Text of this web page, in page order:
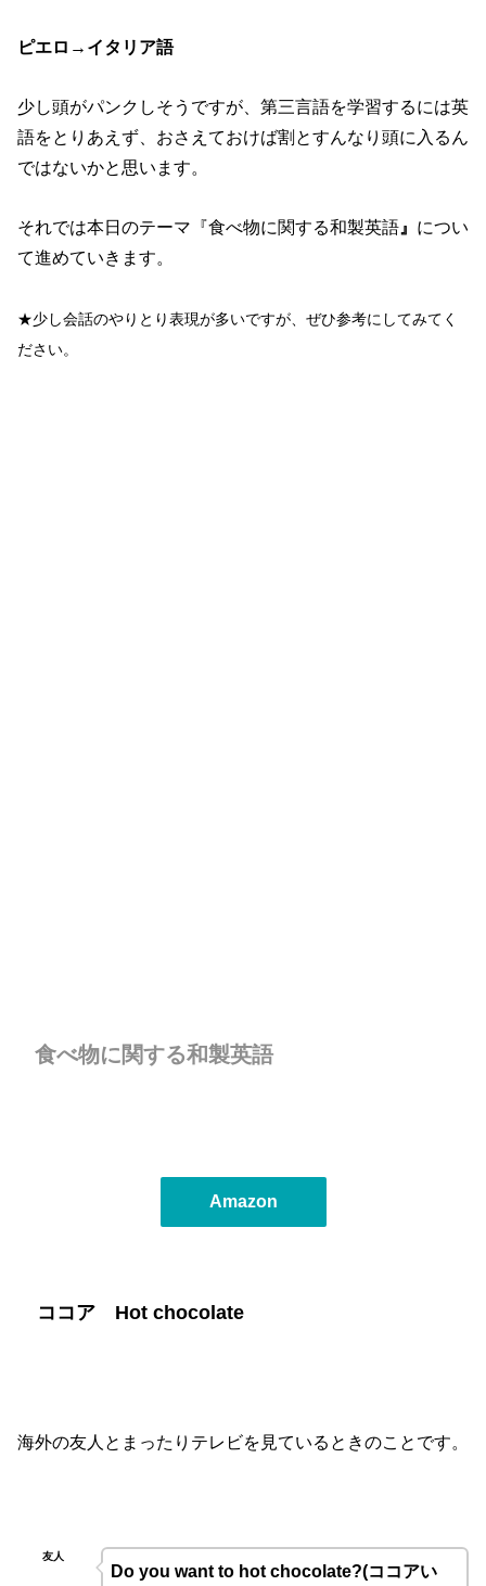
ピエロ → イタリア語
少し頭がパンクしそうですが、第三言語を学習するには英
語をとりあえず、おさえておけば割とすんなり頭に入るん
ではないかと思います。
それでは本日のテーマ『食べ物に関する和製英語 』 につい
て進めていきます。
★少し会話のやりとり表現が多いですが、ぜひ参考にしてみてく
ださい。
食べ物に関する和製英語
Amazon
ココア Hot chocolate
海外の友人とまったりテレビを見ているときのことです。
友人
Do you want to hot chocolate?(ココアい